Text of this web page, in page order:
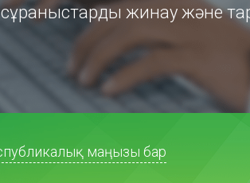
сұраныстарды жинау және
маңызы бар